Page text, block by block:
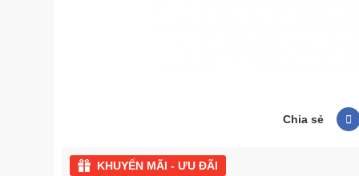
Chia sẻ
KHUYẾN MÃI - ƯU ĐÃI